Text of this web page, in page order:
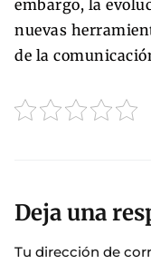
embargo, la
nuevas
de la
Deja una
Tu dirección de